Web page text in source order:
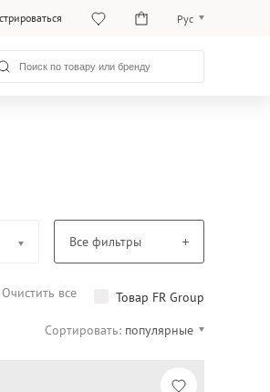
Рус
Қаз
Все фильтры
Очистить все
Товар FR Group
Сортировать: популярные